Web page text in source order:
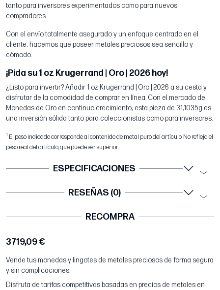
tanto para inversores experimentados como para nuevos
compradores.
Con el envío totalmente asegurado y un enfoque centrado en el
cliente, hacemos que poseer metales preciosos sea sencillo y
cómodo.
¡Pida su 1 oz Krugerrand | Oro | 2026 hoy!
¿Listo para invertir? Añadir 1 oz Krugerrand | Oro | 2026 a su cesta y
disfrutar de la comodidad de comprar en línea. Con el mercado de
Monedas de Oro en continuo crecimiento, esta pieza de 31,1035g es
una inversión sólida tanto para coleccionistas como para inversores.
1 El peso indicado corresponde al contenido de metal puro del artículo. No refleja el
peso real del artículo, que puede ser superior.
ESPECIFICACIONES
RESEÑAS (0)
RECOMPRA
3719,09 €
Vende tus monedas y lingotes de metales preciosos de forma segura
y sin complicaciones.
Disfruta de tarifas competitivas basadas en precios de metales en